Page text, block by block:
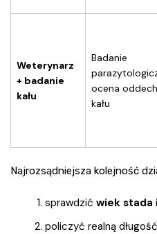
Weterynarz
+ badanie
kału
Badanie
ocena
kału
Najrozsądniejsza kolejność
sprawdzić wiek stada
policzyć realną długość